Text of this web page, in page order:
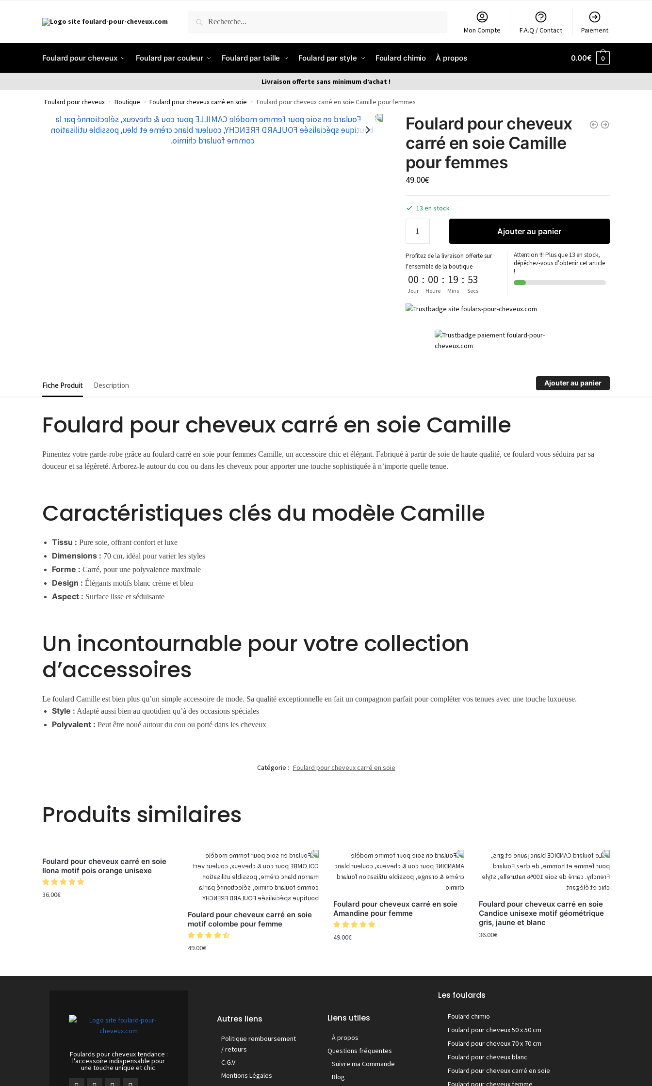
RECHERCHE
Mon Compte F.A.Q / Contact Paiement
Foulard pour cheveux Foulard par couleur Foulard par taille Foulard par style Foulard chimio À propos 0.00€ 0
Livraison offerte sans minimum d’achat !
Foulard pour cheveux » Boutique » Foulard pour cheveux carré en soie » Foulard pour cheveux carré en soie Camille pour femmes
Foulard pour cheveux
carré en soie Camille
pour femmes
49.00€
13 en stock
Ajouter au panier
Profitez de la livraison offerte sur
l'ensemble de la boutique
00
Jour
: 00
Heure
: 19
Mins
: 53
Secs
Attention !!! Plus que 13 en stock,
dépêchez-vous d'obtenir cet article
!
Fiche Produit Description Ajouter au panier
Foulard pour cheveux carré en soie Camille
Pimentez votre garde-robe grâce au foulard carré en soie pour femmes Camille, un accessoire chic et élégant. Fabriqué à partir de soie de haute qualité, ce foulard vous séduira par sa
douceur et sa légèreté. Arborez-le autour du cou ou dans les cheveux pour apporter une touche sophistiquée à n’importe quelle tenue.
Caractéristiques clés du modèle Camille
Tissu : Pure soie, offrant confort et luxe
Dimensions : 70 cm, idéal pour varier les styles
Forme : Carré, pour une polyvalence maximale
Design : Élégants motifs blanc crème et bleu
Aspect : Surface lisse et séduisante
Un incontournable pour votre collection
d’accessoires
Le foulard Camille est bien plus qu’un simple accessoire de mode. Sa qualité exceptionnelle en fait un compagnon parfait pour compléter vos tenues avec une touche luxueuse.
Style : Adapté aussi bien au quotidien qu’à des occasions spéciales
Polyvalent : Peut être noué autour du cou ou porté dans les cheveux
Catégorie : Foulard pour cheveux carré en soie
Produits similaires
Foulard pour cheveux carré en soie
Ilona motif pois orange unisexe
36.00€
Foulard pour cheveux carré en soie
motif colombe pour femme
49.00€
Foulard pour cheveux carré en soie
Amandine pour femme
49.00€
Foulard pour cheveux carré en soie
Candice unisexe motif géométrique
gris, jaune et blanc
36.00€
Foulards pour cheveux tendance :
l'accessoire indispensable pour
une touche unique et chic.
Autres liens
Politique remboursement
/ retours
C.G.V
Mentions Légales
Liens utiles
À propos
Questions fréquentes
Suivre ma Commande
Blog
Les foulards
Foulard chimio
Foulard pour cheveux 50 x 50 cm
Foulard pour cheveux 70 x 70 cm
Foulard pour cheveux blanc
Foulard pour cheveux carré en soie
Foulard pour cheveux femme